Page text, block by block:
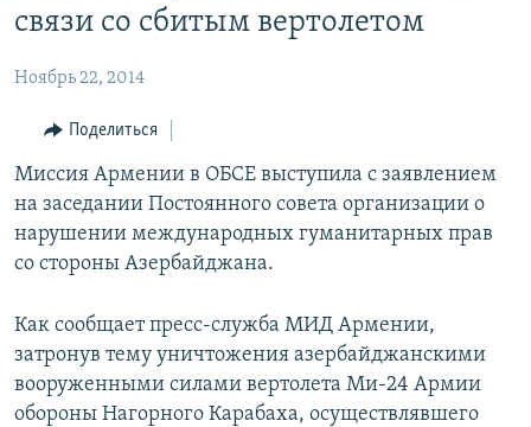
основной
навигации
Перейти
поиску
ЭКОНОМИКА
РЕГИОН
НАГОРНЫЙ КАРАБАХ
КУЛЬТУРА
СПОРТ
Հայերեն
English
связи со сбитым вертолетом
Ноябрь 22, 2014
Поделиться
Миссия Армении в ОБСЕ выступила с заявлением
на заседании Постоянного совета организации о
нарушении международных гуманитарных прав
со стороны Азербайджана.
Как сообщает пресс-служба МИД Армении,
затронув тему уничтожения азербайджанскими
вооруженными силами вертолета Ми-24 Армии
обороны Нагорного Карабаха, осуществлявшего